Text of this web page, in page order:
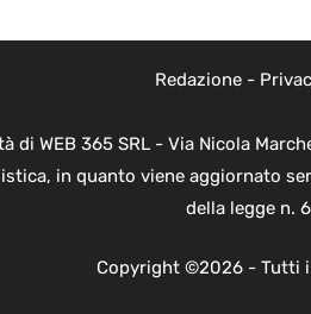
Redazione-
WEB 365 SRL - Via Nicola
in quanto viene aggiornato
della legge n.
Copyright ©2026 - Tutti